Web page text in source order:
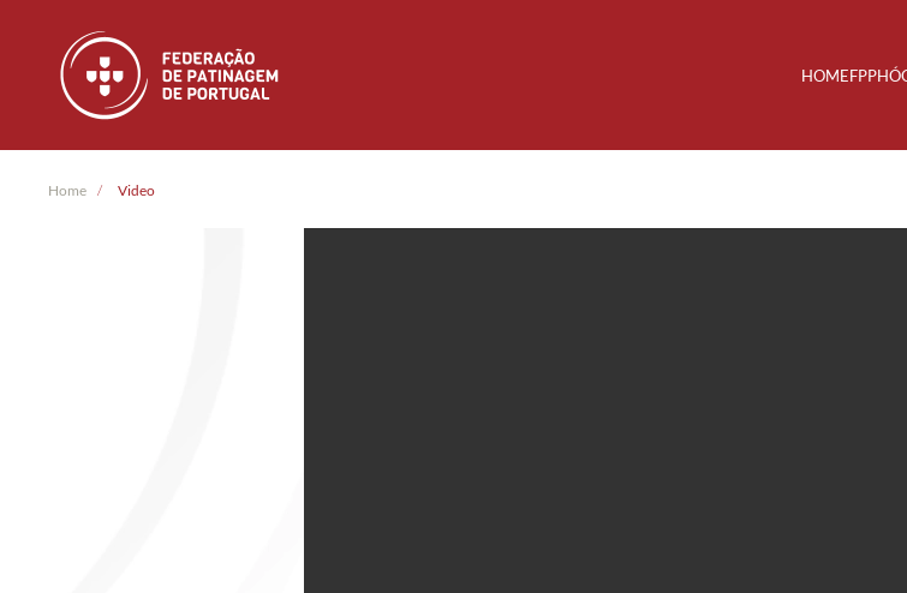
Skip to main content HOMEFPP
Home Video